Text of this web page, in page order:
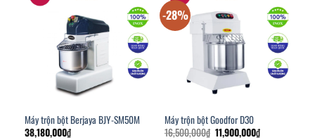
Máy trộn bột Berjaya BJY-SM50M
38,180,000₫
-28%
Máy trộn bột Goodfor D30
16,500,000₫ Giá
11,900,000₫Giá